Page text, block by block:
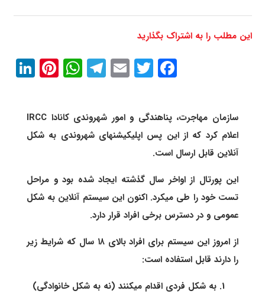
این مطلب را به اشتراک بگذارید
Facebook
Twitter
Email
Telegram
سازمان مهاجرت، پناهندگی و امور شهروندی کانادا IRCC
اعلام کرد که از این پس اپلیکیشنهای شهروندی به شکل
آنلاین قابل ارسال است.
این پورتال از اواخر سال گذشته ایجاد شده بود و مراحل
تست خود را طی میکرد. اکنون این سیستم آنلاین به شکل
عمومی و در دسترس برخی افراد قرار دارد.
از امروز این سیستم برای افراد بالای ۱۸ سال که شرایط زیر
را دارند قابل استفاده است:
به شکل فردی اقدام میکنند (نه به شکل خانوادگی)